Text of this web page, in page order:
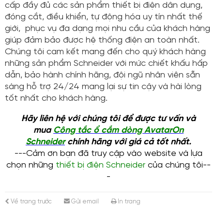
cấp đầy đủ các sản phẩm thiết bị điện dân dụng,
đóng cắt, điều khiển, tự động hóa uy tín nhất thế
giới, phục vụ đa dạng mọi nhu cầu của khách hàng
giúp đảm bảo được hệ thống điện an toàn nhất.
Chúng tôi cam kết mang đến cho quý khách hàng
những sản phẩm Schneider với mức chiết khấu hấp
dẫn, bảo hành chính hãng, đội ngũ nhân viên sẵn
sàng hỗ trợ 24/24 mang lại sự tin cậy và hài lòng
tốt nhất cho khách hàng.
Hãy liên hệ với chúng tôi để được tư vấn và
mua Công tắc ổ cắm dòng AvatarOn
Schneiderchính hãng với giá cả tốt nhất.
---Cảm ơn bạn đã truy cập vào website và lựa
chọn những thiết bị điện Schneider của chúng tôi--
-
Về trang trước Gửi email In trang